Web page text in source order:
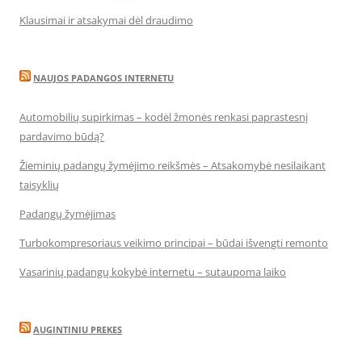
Klausimai ir atsakymai dėl draudimo
NAUJOS PADANGOS INTERNETU
Automobilių supirkimas – kodėl žmonės renkasi paprastesnį
pardavimo būdą?
Žieminių padangų žymėjimo reikšmės – Atsakomybė nesilaikant
taisyklių
Padangų žymėjimas
Turbokompresoriaus veikimo principai – būdai išvengti remonto
Vasarinių padangų kokybė internetu – sutaupoma laiko
AUGINTINIU PREKES